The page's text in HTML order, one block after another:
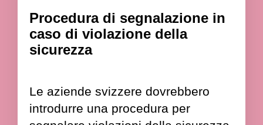
Procedura di segnalazione in
caso di violazione della
sicurezza
Le aziende svizzere dovrebbero
introdurre una procedura per